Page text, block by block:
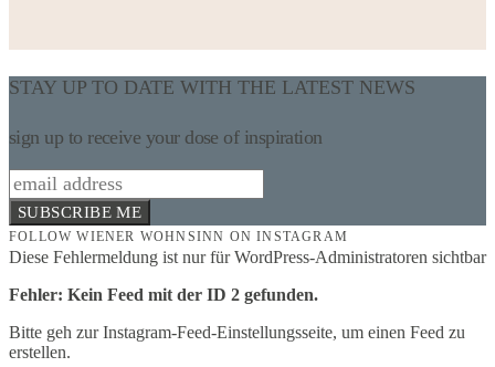
STAY UP TO DATE WITH THE LATEST NEWS
sign up to receive your dose of inspiration
SUBSCRIBE ME
FOLLOW WIENER WOHNSINN ON INSTAGRAM
Diese Fehlermeldung ist nur für WordPress-Administratoren sichtbar
Fehler: Kein Feed mit der ID 2 gefunden.
Bitte geh zur Instagram-Feed-Einstellungsseite, um einen Feed zu
erstellen.